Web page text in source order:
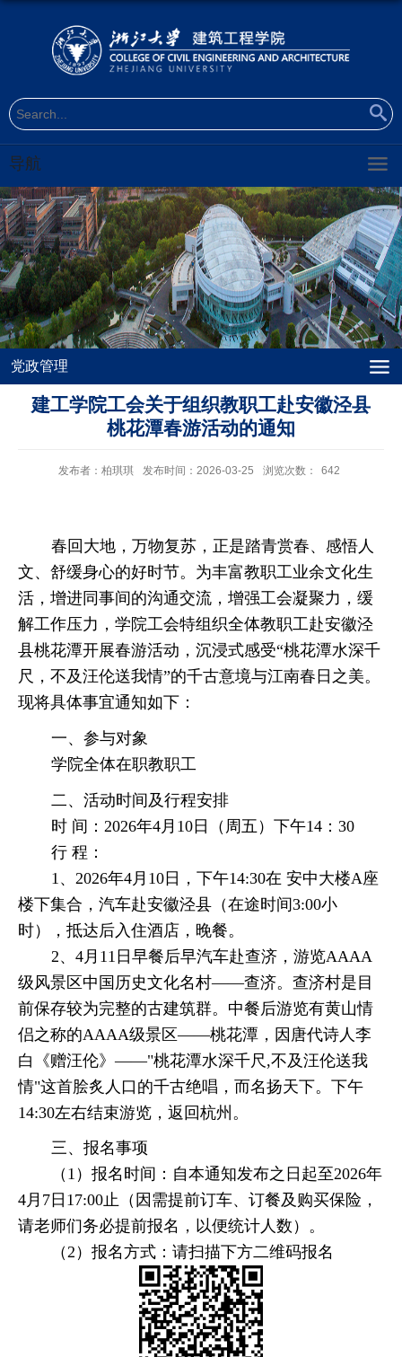
导航
党政管理
建工学院工会关于组织教职工赴安徽泾县
桃花潭春游活动的通知
发布者：柏琪琪 发布时间：2026-03-25 浏览次数： 642
春回大地，万物复苏，正是踏青赏春、感悟人
文、舒缓身心的好时节。为丰富教职工业余文化生
活，增进同事间的沟通交流，增强工会凝聚力，缓
解工作压力，学院工会特组织全体教职工赴安徽泾
县桃花潭开展春游活动，沉浸式感受“桃花潭水深千
尺，不及汪伦送我情”的千古意境与江南春日之美。
现将具体事宜通知如下：
一、参与对象
学院全体在职教职工
二、活动时间及行程安排
时 间： 2026年4 月 10日（周五）下午14 ：30
行 程：
1 、 2026年4 月 10日，下午14:30在 安中大楼A 座
楼下集合，汽车赴安徽泾县（在途时间3:00小
时），抵达后入住酒店，晚餐。
2、4 月 11 日早餐后早汽车赴查济，游览AAAA
级风景区中国历史文化名村——查济。查济村是目
前保存较为完整的古建筑群。中餐后游览有黄山情
侣之称的AAAA级景区——桃花潭，因唐代诗人李
白《赠汪伦》——"桃花潭水深千尺 ,不及汪伦送我
情"这首脍炙人口的千古绝唱，而名扬天下。下午
14:30左右结束游览，返回杭州。
三、报名事项
（ 1 ）报名时间：自本通知发布之日起至2026年
4月 7 日 17:00止（因需提前订车、订餐及购买保险，
请老师们务必提前报名，以便统计人数）。
（2 ）报名方式：请扫描下方二维码报名